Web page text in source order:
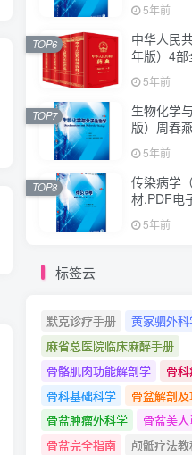
5年前
中华人民
年版）4
下载
5年前
TOP6
生物化学
版）周春
材.PDF电
5年前
TOP7
传染病学
材.PDF电
5年前
TOP8
标签云
默克诊疗手册 黄家驷外科
麻省总医院临床麻醉手册
骨骼肌肉功能解剖学
骨
骨科基础科学
骨盆解剖
骨盆肿瘤外科学
骨盆美
骨盆完全指南
颅骶疗法教